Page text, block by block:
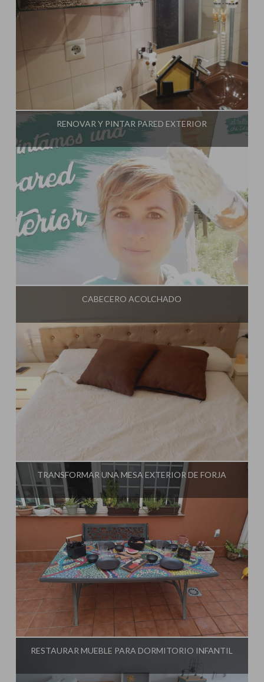
Influencer:El Taller de Ire
RENOVAR Y PINTAR PARED EXTERIOR
El Taller de Ire
CABECERO ACOLCHADO
Influencer:
TRANSFORMAR UNA MESA EXTERIOR DE FORJA
Influencer: El Taller de Ire
RESTAURAR MUEBLE PARA DORMITORIO INFANTIL